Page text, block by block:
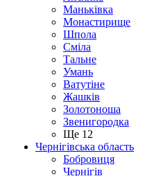
Маньківка
Монастирище
Шпола
Сміла
Тальне
Умань
Ватутіне
Жашків
Золотоноша
Звенигородка
Ще 12
Чернігівська область
Бобровиця
Чернігів